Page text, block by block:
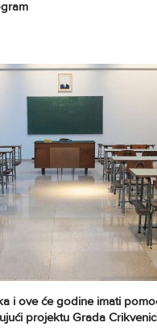
i ove će godine imati
projektu Grada